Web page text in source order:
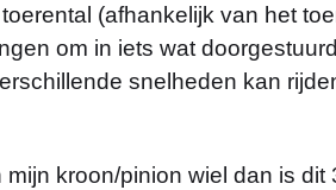
(afhankelijk van het
om in iets wat
snelheden kan
kroon/pinion wiel dan is